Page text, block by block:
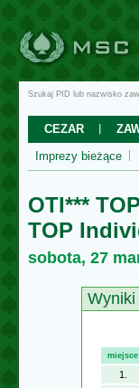
Szukaj PID lub nazwisko
CEZAR
Imprezy bieżące
OTI***
TOP
sobota, 27
miejsce
1.